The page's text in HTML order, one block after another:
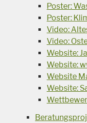
Poster:
Poster:
Video:
Video:
Website:
Website:
Website
Website: